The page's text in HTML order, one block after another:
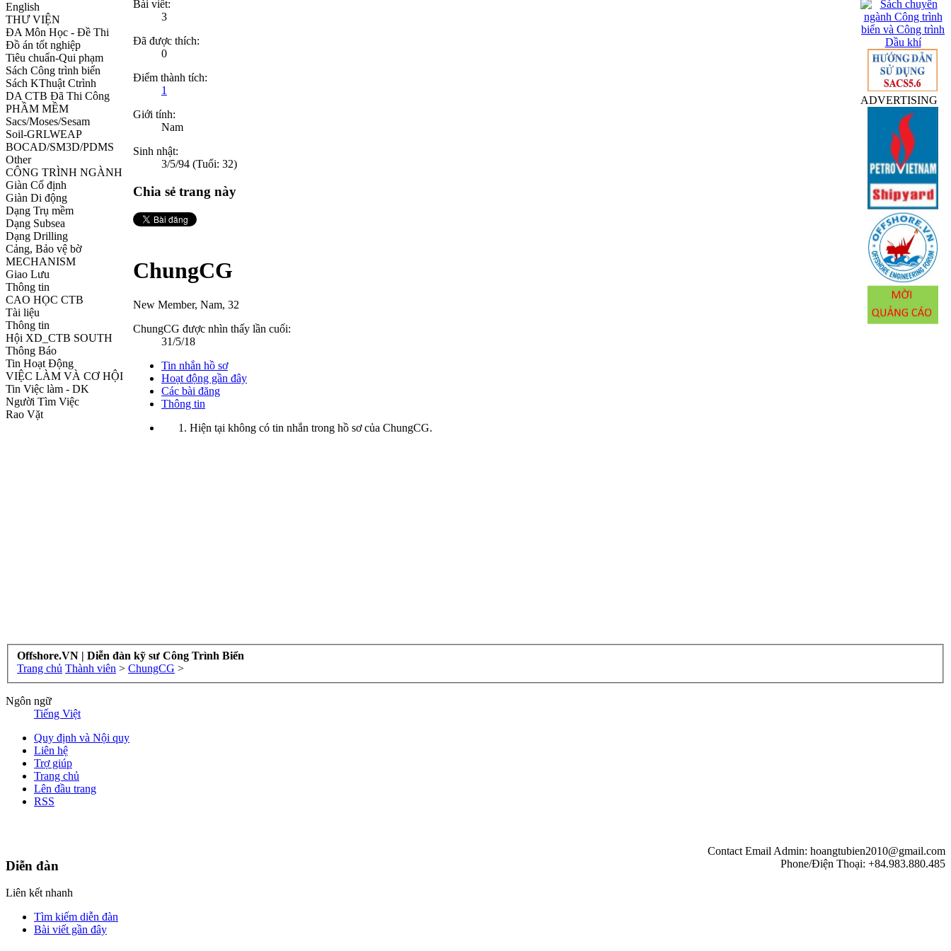
English
THƯ VIỆN
ĐA Môn Học - Đề Thi
Đồ án tốt nghiệp
Tiêu chuẩn-Qui phạm
Sách Công trình biển
Sách KThuật Ctrình
DA CTB Đã Thi Công
PHẦM MỀM
Sacs/Moses/Sesam
Soil-GRLWEAP
BOCAD/SM3D/PDMS
Other
CÔNG TRÌNH NGÀNH
Giàn Cố định
Giàn Di động
Dạng Trụ mềm
Dạng Subsea
Dạng Drilling
Cảng, Bảo vệ bờ
MECHANISM
Giao Lưu
Thông tin
CAO HỌC CTB
Tài liệu
Thông tin
Hội XD_CTB SOUTH
Thông Báo
Tin Hoạt Động
VIỆC LÀM VÀ CƠ HỘI
Tin Việc làm - DK
Người Tìm Việc
Rao Vặt
Bài viết:
3
Đã được thích:
0
Điểm thành tích:
1
Giới tính:
Nam
Sinh nhật:
3/5/94 (Tuổi: 32)
Chia sẻ trang này
ChungCG
New Member, Nam, 32
ChungCG được nhìn thấy lần cuối:
31/5/18
Tin nhắn hồ sơ
Hoạt động gần đây
Các bài đăng
Thông tin
Hiện tại không có tin nhắn trong hồ sơ của ChungCG.
ADVERTISING
Offshore.VN | Diễn đàn kỹ sư Công Trình Biển
Trang chủ Thành viên > ChungCG >
Ngôn ngữ
Tiếng Việt
Quy định và Nội quy
Liên hệ
Trợ giúp
Trang chủ
Lên đầu trang
RSS
Contact Email Admin: hoangtubien2010@gmail.com
Phone/Điện Thoại: +84.983.880.485
Diễn đàn
Liên kết nhanh
Tìm kiếm diễn đàn
Bài viết gần đây